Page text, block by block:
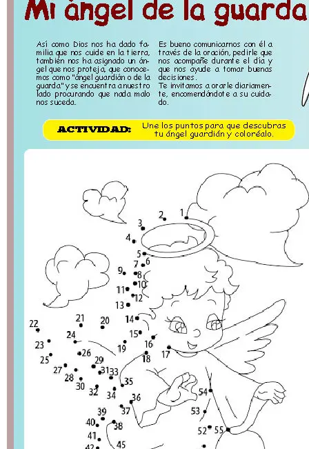
Salieron a la calle Para
difundir el amor de Dios
Festejaron por primera
vez Día del servidor
Para Washington son
terroristas
Invitan a parejas al nuevo
ciclo de Caná